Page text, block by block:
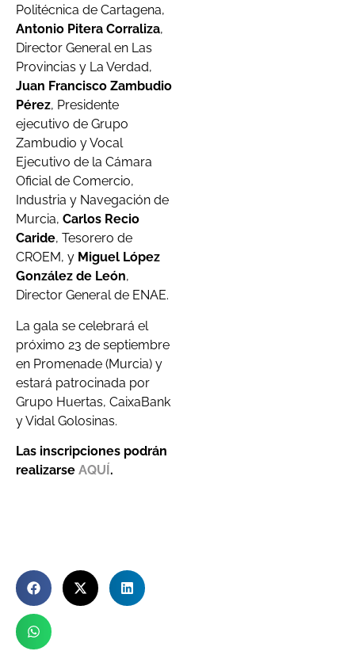
Politécnica de Cartagena,
Antonio Pitera Corraliza,
Director General en Las
Provincias y La Verdad,
Juan Francisco Zambudio
Pérez, Presidente
ejecutivo de Grupo
Zambudio y Vocal
Ejecutivo de la Cámara
Oficial de Comercio,
Industria y Navegación de
Murcia, Carlos Recio
Caride, Tesorero de
CROEM, y Miguel López
González de León,
Director General de ENAE.
La gala se celebrará el
próximo 23 de septiembre
en Promenade (Murcia) y
estará patrocinada por
Grupo Huertas, CaixaBank
y Vidal Golosinas.
Las inscripciones podrán
realizarse AQUÍ.